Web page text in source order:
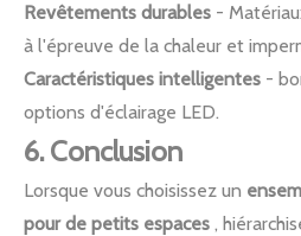
Revêtements durables -
à l'épreuve de la chaleur et
Caractéristiques intelligentes -
options d'éclairage LED.
6. Conclusion
Lorsque vous choisissez un
pour de petits espaces ,